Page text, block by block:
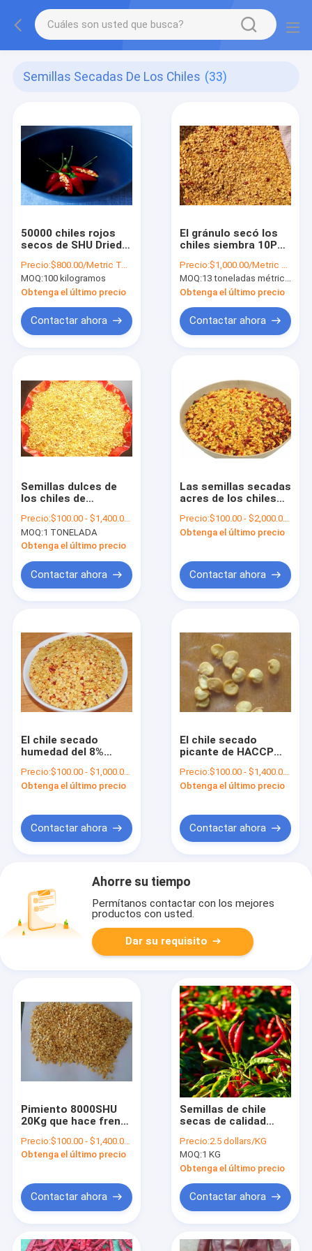
Semillas Secadas De Los Chiles (33)
50000 chiles rojos
secos de SHU Dried
siembran para
plantar
Precio:$800.00/Metric Tons
MOQ:100 kilogramos
Obtenga el último precio
Contactar ahora
El gránulo secó los
chiles siembra 10PPB
Pepper Seeds HACCP
Precio:$1,000.00/Metric Tons >=13 Metric Tons
MOQ:13 toneladas métricas
Obtenga el último precio
Contactar ahora
Semillas dulces de
los chiles de
Pepper Seeds 25KG
Guajillo
Precio:$100.00 - $1,400.00/Metric Tons
MOQ:1 TONELADA
Obtenga el último precio
Contactar ahora
Las semillas secadas
acres de los chiles
SHU Value No
Additive
Precio:$100.00 - $2,000.00/Metric Tons
Obtenga el último precio
Contactar ahora
El chile secado
humedad del 8%
híbridas de un chile
del grado F1
Precio:$100.00 - $1,000.00/Metric Tons
Obtenga el último precio
Contactar ahora
El chile secado
picante de HACCP
caliente de la
humedad de la talla
Precio:$100.00 - $1,400.00/Metric Tons
Obtenga el último precio
Contactar ahora
Ahorre su tiempo
Permítanos contactar con los mejores
productos con usted.
Dar su requisito
Pimiento 8000SHU
20Kg que hace frente
de los chiles del cielo
para plantar
Precio:$100.00 - $1,400.00/Metric Tons
Obtenga el último precio
Contactar ahora
Semillas de chile
secas de calidad
crujiente a 5-8 mm
Precio:2.5 dollars/KG
MOQ:1 KG
Obtenga el último precio
Contactar ahora